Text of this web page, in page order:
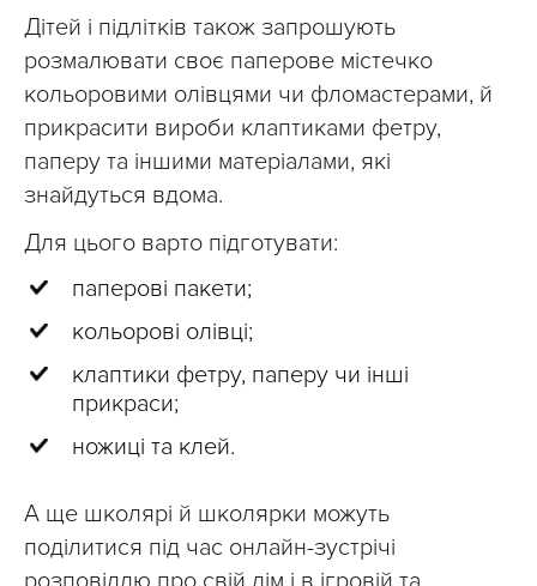
Дітей і підлітків також запрошують
розмалювати своє паперове містечко
кольоровими олівцями чи фломастерами, й
прикрасити вироби клаптиками фетру,
паперу та іншими матеріалами, які
знайдуться вдома.
Для цього варто підготувати:
паперові пакети;
кольорові олівці;
клаптики фетру, паперу чи інші
прикраси;
ножиці та клей.
А ще школярі й школярки можуть
поділитися під час онлайн-зустрічі